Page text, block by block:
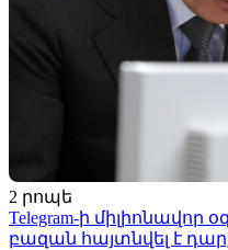
2 րոպե
Telegram-ի
բազան հայտնվել է